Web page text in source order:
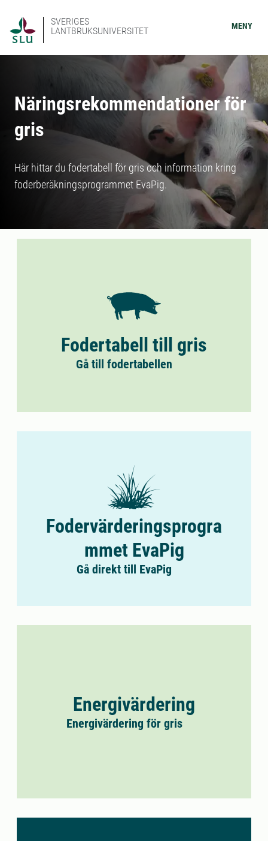
SVERIGES
LANTBRUKSUNIVERSITET
MENY
Näringsrekommendationer för
gris
Här hittar du fodertabell för gris och information kring
foderberäkningsprogrammet EvaPig.
Fodertabell till gris
Gå till fodertabellen
Fodervärderingsprogra
mmet EvaPig
Gå direkt till EvaPig
Energivärdering
Energivärdering för gris